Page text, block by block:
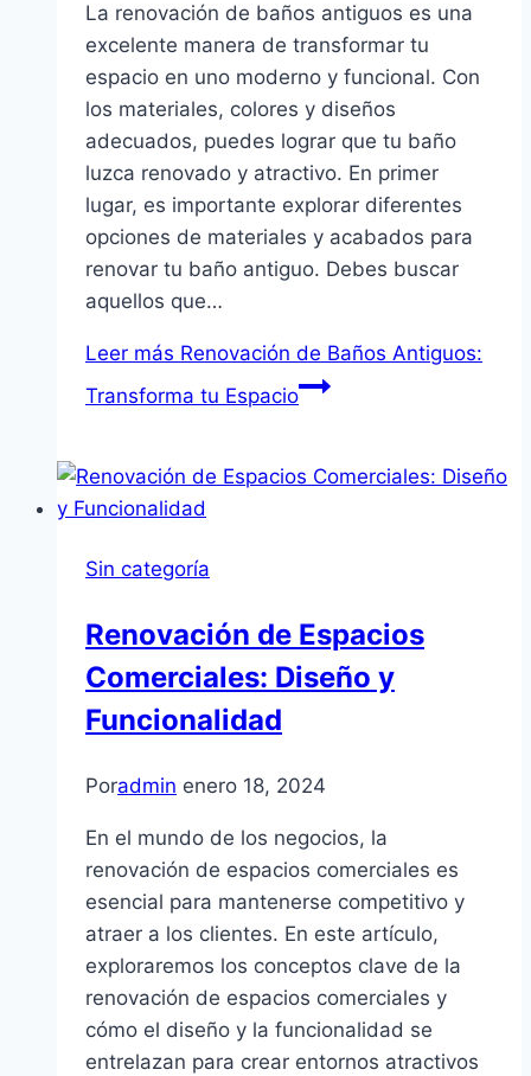
La renovación de baños antiguos es una
excelente manera de transformar tu
espacio en uno moderno y funcional. Con
los materiales, colores y diseños
adecuados, puedes lograr que tu baño
luzca renovado y atractivo. En primer
lugar, es importante explorar diferentes
opciones de materiales y acabados para
renovar tu baño antiguo. Debes buscar
aquellos que…
Leer más Renovación de Baños Antiguos:
Transforma tu Espacio
Sin categoría
Renovación de Espacios
Comerciales: Diseño y
Funcionalidad
Poradmin enero 18, 2024
En el mundo de los negocios, la
renovación de espacios comerciales es
esencial para mantenerse competitivo y
atraer a los clientes. En este artículo,
exploraremos los conceptos clave de la
renovación de espacios comerciales y
cómo el diseño y la funcionalidad se
entrelazan para crear entornos atractivos